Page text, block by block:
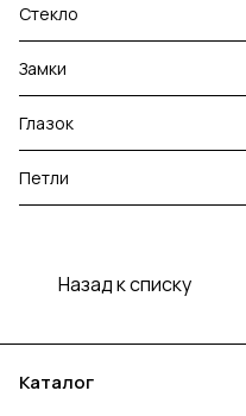
Стекло
Замки
Глазок
Петли
Назад к списку
Каталог